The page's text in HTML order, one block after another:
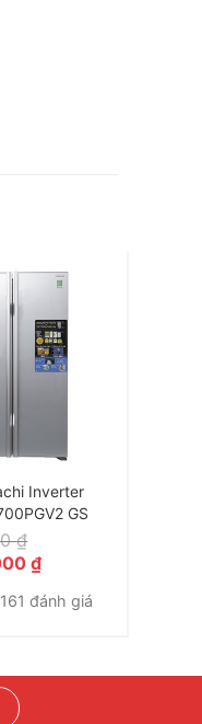
Inverter
GS
₫
₫.
₫
161 đánh giá